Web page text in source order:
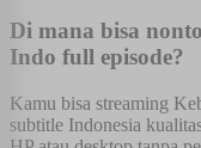
Di mana bisa
Indo full episode?
Kamu bisa streaming
subtitle Indonesia